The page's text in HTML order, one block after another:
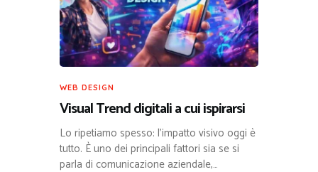
WEB DESIGN
Visual Trend digitali a cui ispirarsi
Lo ripetiamo spesso: l’impatto visivo oggi è
tutto. È uno dei principali fattori sia se si
parla di comunicazione aziendale,…